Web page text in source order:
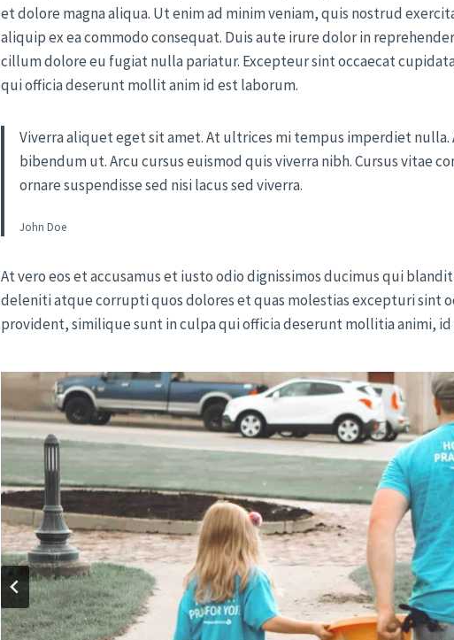
et dolore magna aliqua. Ut enim ad minim veniam, quis nostrud
aliquip ex ea commodo consequat. Duis aute irure dolor in
cillum dolore eu fugiat nulla pariatur. Excepteur sint occaecat
qui officia deserunt mollit anim id est laborum.
Viverra aliquet eget sit amet. At ultrices mi tempus imperdiet nulla.
bibendum ut. Arcu cursus euismod quis viverra nibh. Cursus vitae
ornare suspendisse sed nisi lacus sed viverra.
John Doe
At vero eos et accusamus et iusto odio dignissimos ducimus qui
deleniti atque corrupti quos dolores et quas molestias excepturi sint
provident, similique sunt in culpa qui officia deserunt mollitia animi,